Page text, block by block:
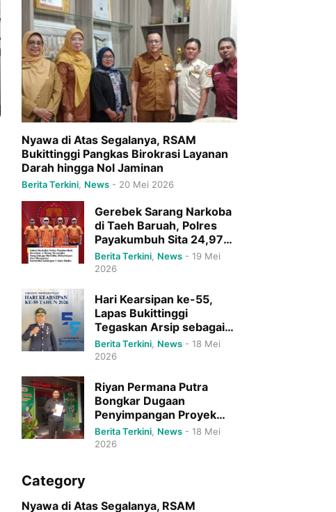
Nyawa di Atas Segalanya, RSAM
Bukittinggi Pangkas Birokrasi Layanan
Darah hingga Nol Jaminan
Berita Terkini News - 20 Mei 2026
Gerebek Sarang Narkoba
di Taeh Baruah, Polres
Payakumbuh Sita 24,97
Gram Sabu dan Ringkus 4
Pelaku Sekaligus
Berita Terkini News - 19 Mei
2026
Hari Kearsipan ke-55,
Lapas Bukittinggi
Tegaskan Arsip sebagai
Tulang Punggung
Pelayanan Publik Menuju
Berita Terkini News - 18 Mei
2026
Riyan Permana Putra
Bongkar Dugaan
Penyimpangan Proyek
DPRD Bukittinggi Senilai
Rp79 Miliar.
Berita Terkini News - 18 Mei
2026
Category
Nyawa di Atas Segalanya, RSAM